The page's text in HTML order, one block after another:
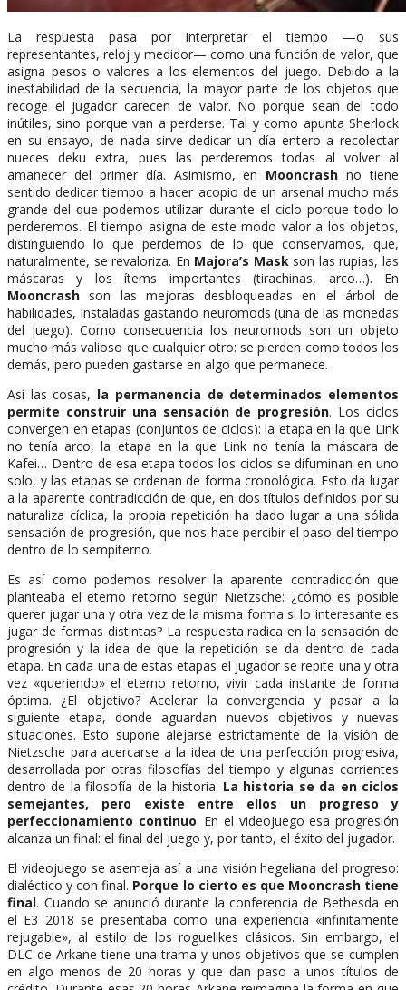
La respuesta pasa por interpretar el tiempo —o sus
representantes, reloj y medidor— como una función de valor, que
asigna pesos o valores a los elementos del juego. Debido a la
inestabilidad de la secuencia, la mayor parte de los objetos que
recoge el jugador carecen de valor. No porque sean del todo
inútiles, sino porque van a perderse. Tal y como apunta Sherlock
en su ensayo, de nada sirve dedicar un día entero a recolectar
nueces deku extra, pues las perderemos todas al volver al
amanecer del primer día. Asimismo, en Mooncrash no tiene
sentido dedicar tiempo a hacer acopio de un arsenal mucho más
grande del que podemos utilizar durante el ciclo porque todo lo
perderemos. El tiempo asigna de este modo valor a los objetos,
distinguiendo lo que perdemos de lo que conservamos, que,
naturalmente, se revaloriza. En Majora’s Maskson las rupias, las
máscaras y los ítems importantes (tirachinas, arco…). En
Mooncrash son las mejoras desbloqueadas en el árbol de
habilidades, instaladas gastando neuromods (una de las monedas
del juego). Como consecuencia los neuromods son un objeto
mucho más valioso que cualquier otro: se pierden como todos los
demás, pero pueden gastarse en algo que permanece.
Así las cosas, la permanencia de determinados elementos
permite construir una sensación de progresión. Los ciclos
convergen en etapas (conjuntos de ciclos): la etapa en la que Link
no tenía arco, la etapa en la que Link no tenía la máscara de
Kafei… Dentro de esa etapa todos los ciclos se difuminan en uno
solo, y las etapas se ordenan de forma cronológica. Esto da lugar
a la aparente contradicción de que, en dos títulos definidos por su
naturaliza cíclica, la propia repetición ha dado lugar a una sólida
sensación de progresión, que nos hace percibir el paso del tiempo
dentro de lo sempiterno.
Es así como podemos resolver la aparente contradicción que
planteaba el eterno retorno según Nietzsche: ¿cómo es posible
querer jugar una y otra vez de la misma forma si lo interesante es
jugar de formas distintas? La respuesta radica en la sensación de
progresión y la idea de que la repetición se da dentro de cada
etapa. En cada una de estas etapas el jugador se repite una y otra
vez «queriendo» el eterno retorno, vivir cada instante de forma
óptima. ¿El objetivo? Acelerar la convergencia y pasar a la
siguiente etapa, donde aguardan nuevos objetivos y nuevas
situaciones. Esto supone alejarse estrictamente de la visión de
Nietzsche para acercarse a la idea de una perfección progresiva,
desarrollada por otras filosofías del tiempo y algunas corrientes
dentro de la filosofía de la historia. La historia se da en ciclos
semejantes, pero existe entre ellos un progreso y
perfeccionamiento continuo. En el videojuego esa progresión
alcanza un final: el final del juego y, por tanto, el éxito del jugador.
El videojuego se asemeja así a una visión hegeliana del progreso:
dialéctico y con final. Porque lo cierto es que Mooncrash tiene
final. Cuando se anunció durante la conferencia de Bethesda en
el E3 2018 se presentaba como una experiencia «infinitamente
rejugable», al estilo de los roguelikes clásicos. Sin embargo, el
DLC de Arkane tiene una trama y unos objetivos que se cumplen
en algo menos de 20 horas y que dan paso a unos títulos de